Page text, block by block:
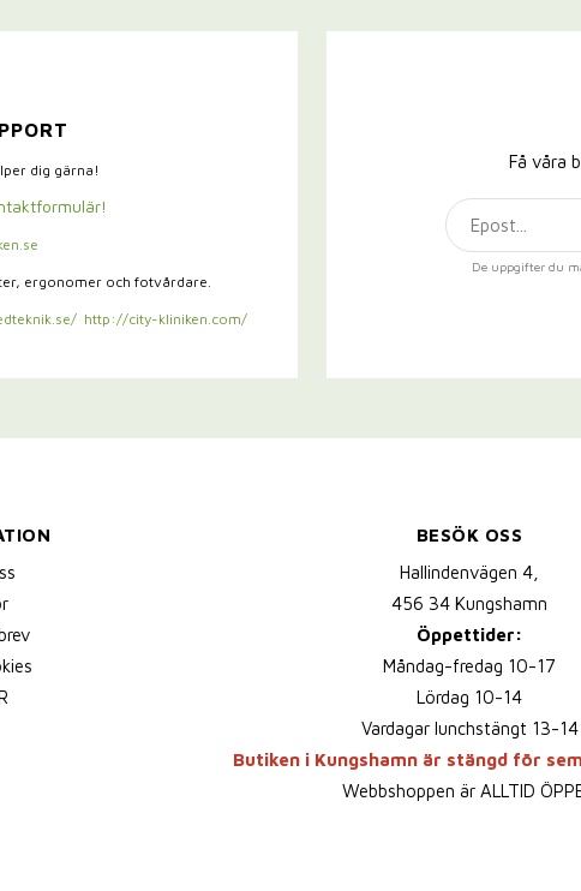
dig gärna!
ergonomer och fotvårdare.
http://city-kliniken.com/
Få våra
De uppgifter du
BESÖK OSS
Hallindenvägen 4,
456 34 Kungshamn
Öppettider:
Måndag-fredag 10-17
Lördag 10-14
Vardagar lunchstängt 13-14
Butiken i Kungshamn är stängd för
Webbshoppen är ALLTID